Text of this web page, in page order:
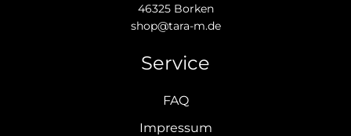
46325 Borken
shop@tara-m.de
Service
FAQ
Impressum